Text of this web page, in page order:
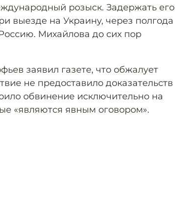
розыск. Задержать его
выезде на Украину, через полгода
Михайлова до сих пор
заявил газете, что обжалует
не предоставило доказательств
обвинение исключительно на
«являются явным оговором».